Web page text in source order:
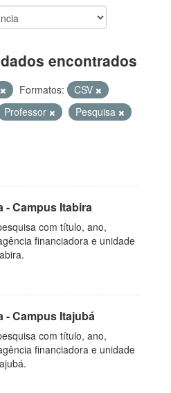
encontrados
Formatos:
CSV
Professor
Pesquisa
- Campus Itabira
com título, ano,
financiadora e unidade
- Campus Itajubá
com título, ano,
financiadora e unidade